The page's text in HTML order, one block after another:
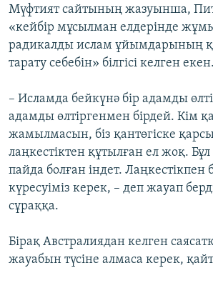
Мүфтият сайтының жазуынша,
«кейбір мұсылман елдерінде
радикалды ислам ұйымдарының
тарату себебін» білгісі келген екен.
– Исламда бейкүнә бір адамды
адамды өлтіргенмен бірдей. Кім
жамылмасын, біз қантөгіске
лаңкестіктен құтылған ел жоқ. Бұл
пайда болған індет. Лаңкестікпен
күресуіміз керек, – деп жауап
сұраққа.
Бірақ Австралиядан келген
жауабын түсіне алмаса керек,